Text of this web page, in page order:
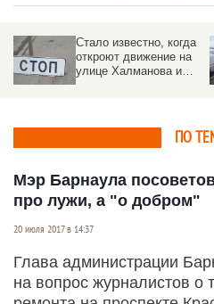
Стало известно, когда
откроют движение на
улице Халманова и
ПО
Мэр Барнаула
про лужи, а "о добром"
20 июля 2017 в 14:37
Глава администрации
на вопрос журналистов о